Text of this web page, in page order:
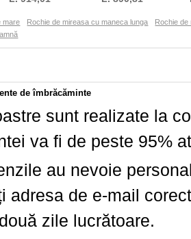
mare Rochie de mireasa cu maneca lunga
Rochie de
de îmbrăcăminte
sunt realizate la
va fi de peste 95%
au nevoie
adresa de e-mail
zile lucrătoare.